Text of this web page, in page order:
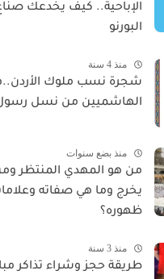
الإباحية.. كيف يخدعك
البورنو
منذ 4 سنة
شجرة نسب ملوك
الهاشميين من نسل رسول
منذ بضع سنوات
من هو المهدي المنتظر
يخرج وما هي صفاته
ظهوره؟
منذ 3 سنة
طريقة حجز وشراء تذاكر